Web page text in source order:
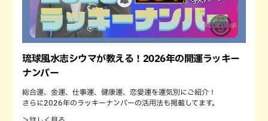
琉球風水志シウマが教える！2026年の開運ラッキー
ナンバー
総合運、金運、仕事運、健康運、恋愛運を運気別にご紹介！
さらに2026年のラッキーナンバーの活用法も掲載してます。